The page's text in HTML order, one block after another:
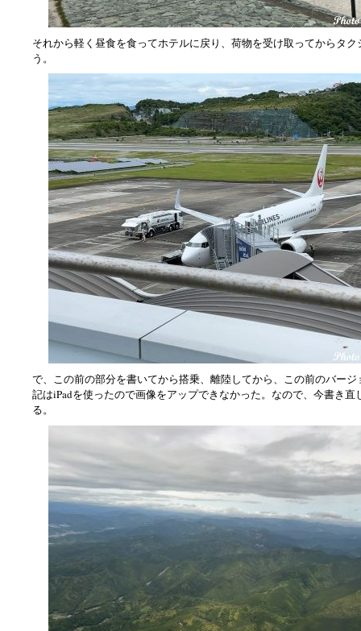
それから軽く昼食を食ってホテルに戻り、荷物を受け取ってからタ
う。
で、この前の部分を書いてから搭乗、離陸してから、この前のバー
記はiPadを使ったので画像をアップできなかった。なので、今書き直
る。